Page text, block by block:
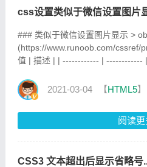
css设置类似于微信设置图片
### 类似于微信设置图片显示 > object-fit 属性 [菜鸟外链]
(https://www.runoob.com/cssref/
值 | 描述 | | ------------ | ------------ | | fill | 默认，不保证保持原
尺寸比例。内容被缩放。 | | cover | 保持原有尺寸比例。但部分
内容可能被
2021-03-04 【HTML5】
阅读更
CSS3 文本超出后显示省略号